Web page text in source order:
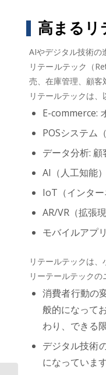
高まるリ
AIやデジタル技術の
リテールテック（
売、在庫管理、顧客
リテールテックは、
E-commerce:
POSシステム
データ分析:
AI（人工知能
IoT（インタ
AR/VR（拡張
モバイルアプ
リテールテックは
リーテールテック
消費者行動の
般的になって
わり、できる
デジタル技術
になっています